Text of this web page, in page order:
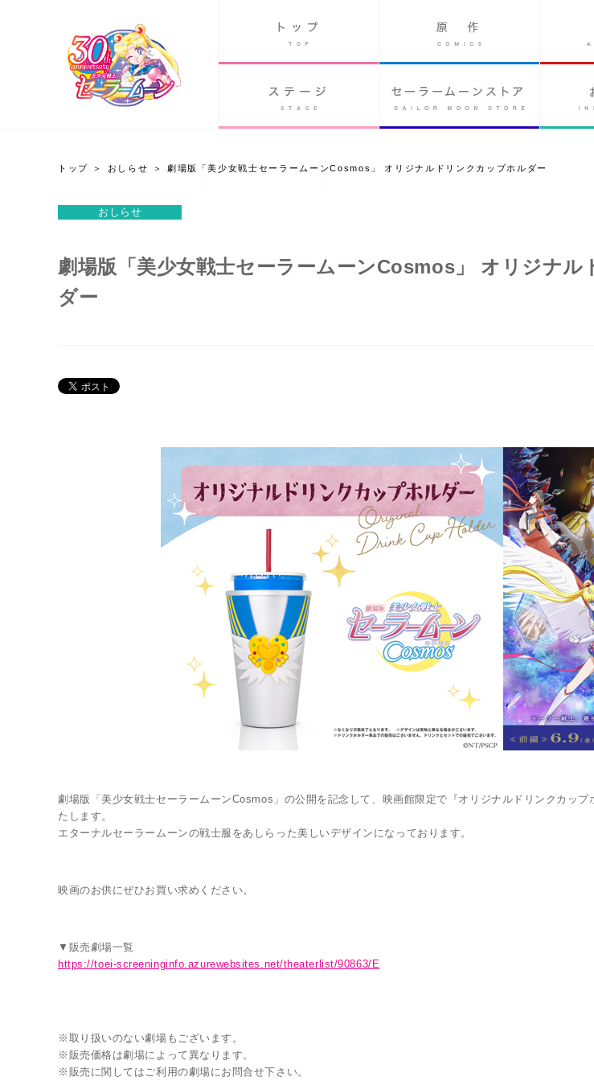
90's アニメPAST ANIME
トップ おしらせ 劇場版「美少女戦士セーラームーンCosmos」 オリジナルドリンクカップホルダー
おしらせ
劇場版「美少女戦士セーラームーンCosmos」 オリジナル
ダー
劇場版「美少女戦士セーラームーンCosmos」の公開を記念して、映画館限定で『オリジナルドリンクカッ
たします。
エターナルセーラームーンの戦士服をあしらった美しいデザインになっております。
映画のお供にぜひお買い求めください。
▼販売劇場一覧
https://toei-screeninginfo.azurewebsites.net/theaterlist/90863/E
※取り扱いのない劇場もございます。
※販売価格は劇場によって異なります。
※販売に関してはご利用の劇場にお問合せ下さい。
Twitter 原作担当：おさぶ@osabu8
LINK